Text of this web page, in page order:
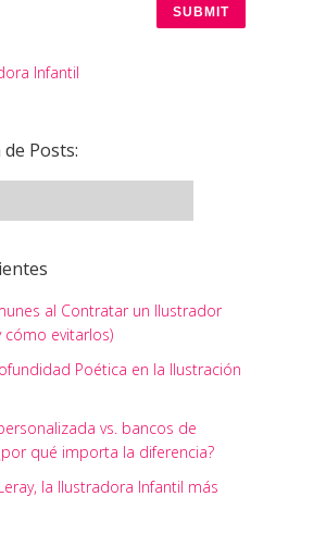
Posts:
al Contratar un Ilustrador
cómo evitarlos)
Poética en la Ilustración
vs. bancos de
qué importa la diferencia?
la Ilustradora Infantil más